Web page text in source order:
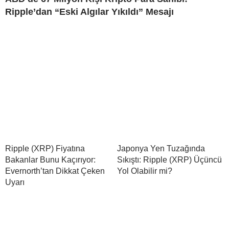
Ripple’dan “Eski Algılar Yıkıldı” Mesajı
Ripple (XRP) Fiyatına
Bakanlar Bunu Kaçırıyor:
Evernorth’tan Dikkat Çeken
Uyarı
Japonya Yen Tuzağında
Sıkıştı: Ripple (XRP) Üçüncü
Yol Olabilir mi?